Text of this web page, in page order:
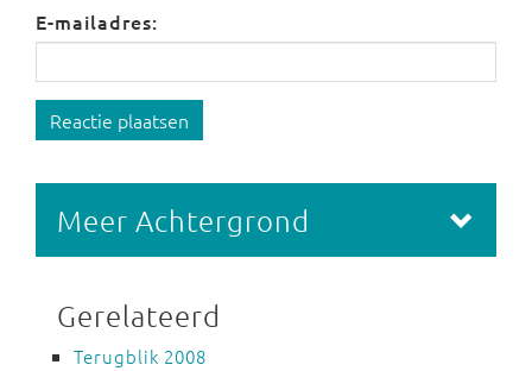
E-mailadres:
Reactie plaatsen
Meer Achtergrond
Gerelateerd
Terugblik 2008